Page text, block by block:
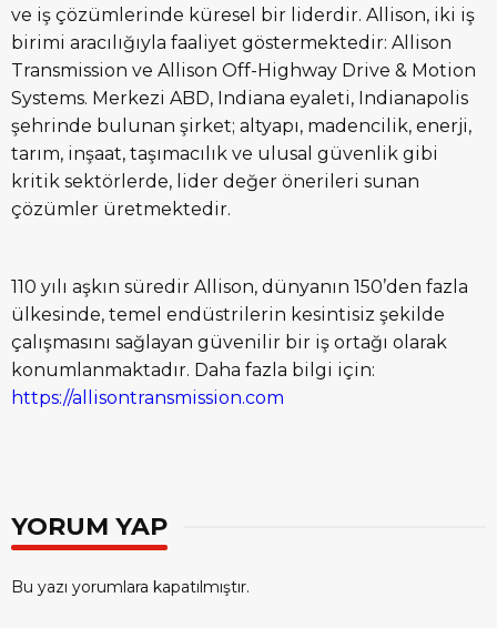
ve iş çözümlerinde küresel bir liderdir. Allison, iki iş
birimi aracılığıyla faaliyet göstermektedir: Allison
Transmission ve Allison Off-Highway Drive & Motion
Systems. Merkezi ABD, Indiana eyaleti, Indianapolis
şehrinde bulunan şirket; altyapı, madencilik, enerji,
tarım, inşaat, taşımacılık ve ulusal güvenlik gibi
kritik sektörlerde, lider değer önerileri sunan
çözümler üretmektedir.
110 yılı aşkın süredir Allison, dünyanın 150’den fazla
ülkesinde, temel endüstrilerin kesintisiz şekilde
çalışmasını sağlayan güvenilir bir iş ortağı olarak
konumlanmaktadır. Daha fazla bilgi için:
https://allisontransmission.com
YORUM YAP
Bu yazı yorumlara kapatılmıştır.